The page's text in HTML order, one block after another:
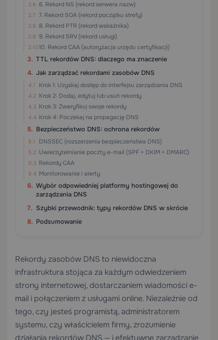
6. Rekord NS (rekord serwera nazw)
7. Rekord SOA (rekord początku strefy)
8. Rekord PTR (rekord wskaźnika)
9. Rekord SRV (rekord usługi)
10. Rekord CAA (autoryzacja urzędu certyfikacji)
TTL rekordów DNS: dlaczego ma znaczenie
Jak zarządzać rekordami zasobów DNS
Krok 1: Uzyskaj dostęp do interfejsu zarządzania DNS
Krok 2: Dodaj, edytuj lub usuń rekordy
Krok 3: Zweryfikuj swoje rekordy
Krok 4: Poczekaj na propagację DNS
Bezpieczeństwo DNS: ochrona rekordów
DNSSEC (rozszerzenia bezpieczeństwa DNS)
Uwierzytelnianie poczty e-mail (SPF + DKIM + DMARC)
Rekordy CAA
Monitorowanie i alerty
Wybór odpowiedniej platformy hostingowej do
zarządzania DNS
Szybki przewodnik: typy rekordów DNS w skrócie
Podsumowanie
Rekordy zasobów DNS to niewidoczna
infrastruktura stojąca za każdym odwiedzeniem
strony internetowej, dostarczaniem wiadomości e-
mail i połączeniem z usługami online. Niezależnie od
tego, czy jesteś programistą, administratorem
systemu, czy właścicielem firmy, zrozumienie
działania rekordów DNS — i efektywne zarządzanie